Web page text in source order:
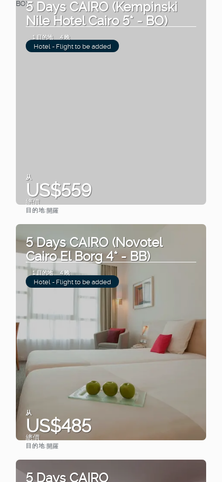
5 Days CAIRO (Kempinski
Nile Hotel Cairo 5* - BO)
1 目的地 4 晚
Hotel - Flight to be added
从
US$559
總價
目的地:開羅
5 Days CAIRO (Novotel
Cairo El Borg 4* - BB)
1 目的地 4 晚
Hotel - Flight to be added
从
US$485
總價
目的地:開羅
5 Days CAIRO